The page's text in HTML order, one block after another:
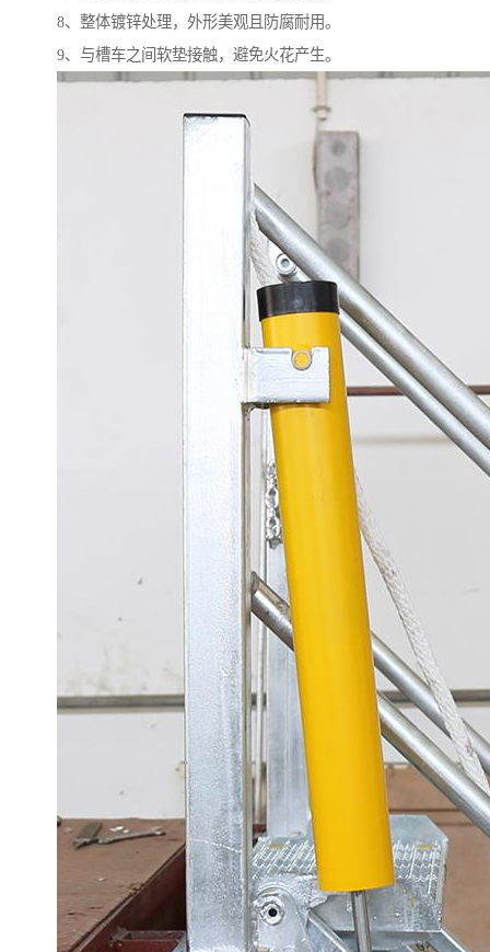
8、整体镀锌处理，外形美观且防腐耐用。
9、与槽车之间软垫接触，避免火花产生。